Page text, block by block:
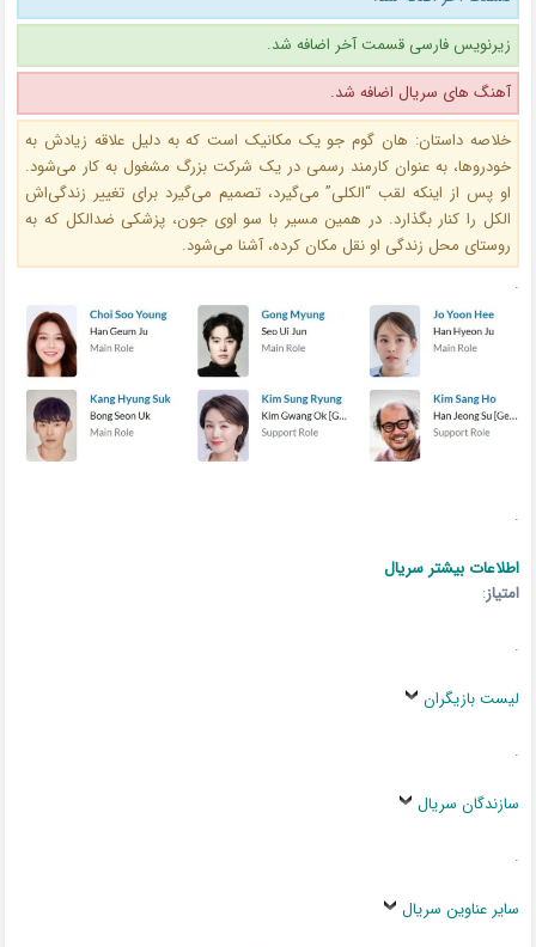
زیرنویس فارسی قسمت آخر اضافه شد.
آهنگ های سریال اضافه شد.
خلاصه داستان: هان گوم‌ جو یک مکانیک است که به دلیل علاقه زیادش به
خودروها، به عنوان کارمند رسمی در یک شرکت بزرگ مشغول به کار می‌شود.
او پس از اینکه لقب “الکلی” می‌گیرد، تصمیم می‌گیرد برای تغییر زندگی‌اش
الکل را کنار بگذارد. در همین مسیر با سو اوی‌ جون، پزشکی ضدالکل که به
روستای محل زندگی او نقل مکان کرده، آشنا می‌شود.
.
.
اطلاعات بیشتر سریال
امتیاز:
.
لیست بازیگران
.
سازندگان سریال
.
سایر عناوین سریال